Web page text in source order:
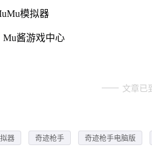
模拟器
Mu酱游戏中心
文章已
器 奇迹枪手 奇迹枪手电脑版